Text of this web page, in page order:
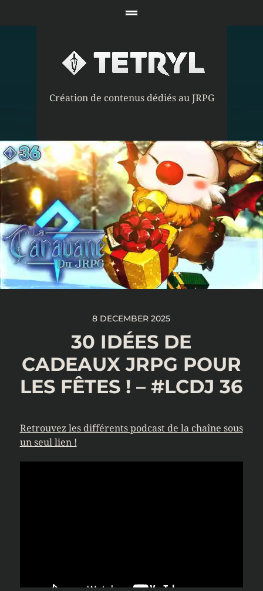
Création de contenus dédiés au JRPG
8 DECEMBER 2025
30 IDÉES DE
CADEAUX JRPG POUR
LES FÊTES ! – #LCDJ 36
Retrouvez les différents podcast de la chaîne sous
un seul lien !